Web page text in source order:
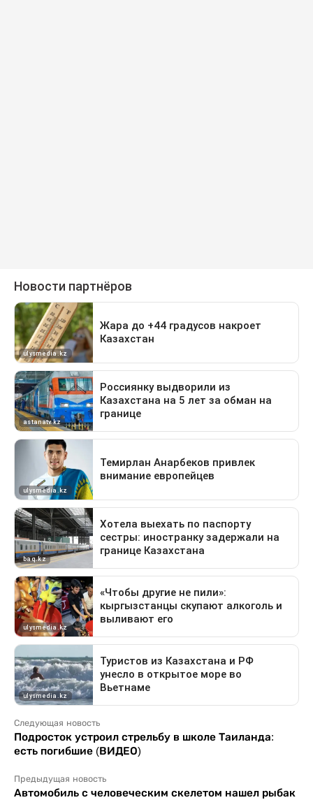
Следующая новость
Подросток устроил стрельбу в школе Таиланда:
есть погибшие (ВИДЕО)
Предыдущая новость
Автомобиль с человеческим скелетом нашел рыбак